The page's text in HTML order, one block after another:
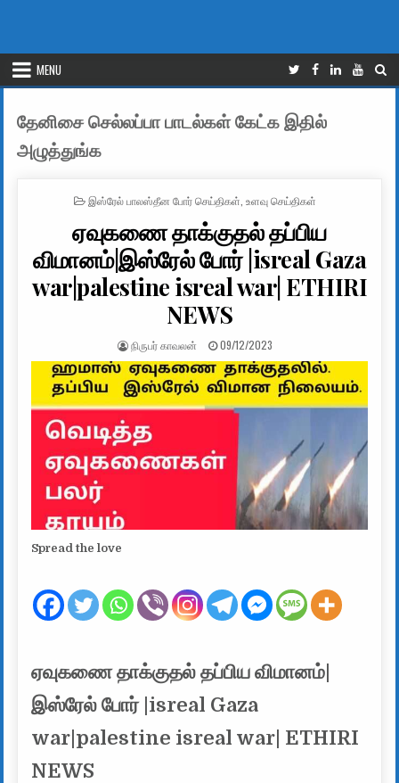
MENU
தேனிசை செல்லப்பா பாடல்கள் கேட்க இதில்
அழுத்துங்க
POSTED IN
இஸ்ரேல் பாலஸ்தீன போர் செய்திகள் உளவு செய்திகள்
ஏவுகணை தாக்குதல் தப்பிய
விமானம்|இஸ்ரேல் போர் |isreal Gaza
war|palestine isreal war| ETHIRI
NEWS
AUTHOR:
நிருபர் காவலன் PUBLISHED DATE:
09/12/2023
Spread the love
ஏவுகணை தாக்குதல் தப்பிய விமானம்|
இஸ்ரேல் போர் |isreal Gaza
war|palestine isreal war| ETHIRI
NEWS